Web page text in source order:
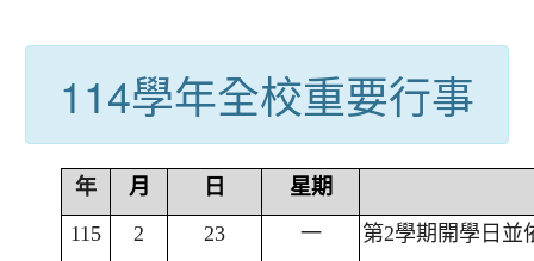
114學年全校重要行事
年 月 日
星期
115
2 23 一
第2學期開學日並